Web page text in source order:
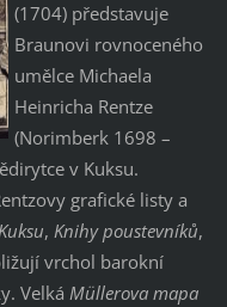
(1704) představuje
Braunovi rovnoceného
umělce Michaela
Heinricha Rentze
(Norimberk 1698 –
v Kuksu.
grafické listy a
, Knihy poustevníků,
vrchol barokní
Velká Müllerova mapa